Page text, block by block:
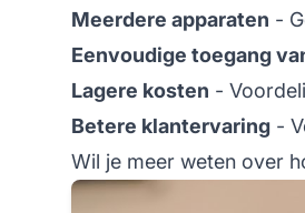
Meerdere apparaten -
Eenvoudige toegang
Lagere kosten -
Betere klantervaring -
Wil je meer weten over